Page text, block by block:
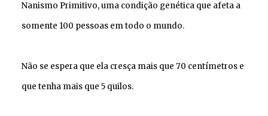
Nanismo Primitivo, uma condição genética que afeta a
somente 100 pessoas em todo o mundo.
Não se espera que ela cresça mais que 70 centímetros e
que tenha mais que 5 quilos.